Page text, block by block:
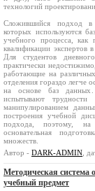
технологий
Сложившийся подход
которых используются
учебного процесса, как
квалификации экспертов
Для студентов
практически
работающие на
отделения гораздо легче
на основе баз
испытывают
манипулированием
построения учебной
подхода, поэтому, на
основательная
множеств.
Автор - DARK-ADMIN ,
Методическая система
учебный предмет